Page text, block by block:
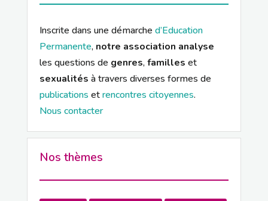
Inscrite dans une démarche d’Education
Permanente, notre association analyse
les questions de genres,familles et
sexualités à travers diverses formes de
publications etrencontres citoyennes.
Nous contacter
Nos thèmes